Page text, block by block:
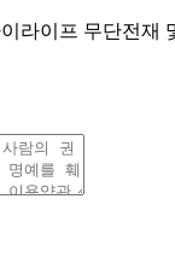
라이프 무단전재